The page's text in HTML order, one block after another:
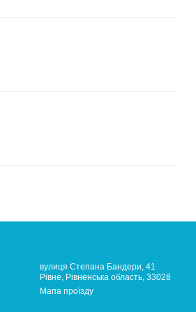
вулиця Степана Бандери, 41
Рівне, Рівненська область, 33028
Мапа проїзду